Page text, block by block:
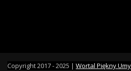
Copyright 2017 - 2025 | Wortal Piękny